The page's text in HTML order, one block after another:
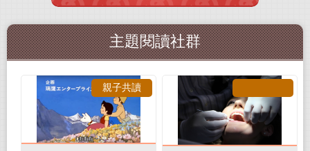
主題閱讀社群
親子共讀